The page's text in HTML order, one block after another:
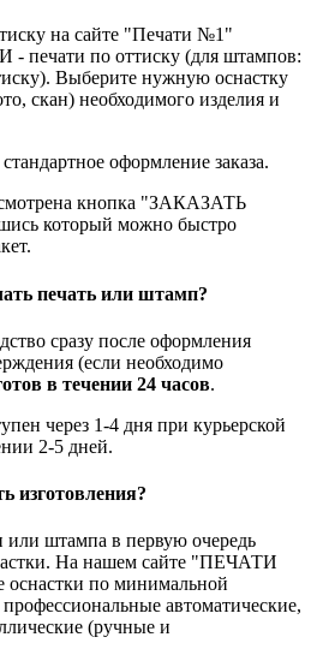
на сайте "Печати №1"
печати по оттиску (для штампов:
Выберите нужную оснастку
скан) необходимого изделия и
оформление заказа.
кнопка "ЗАКАЗАТЬ
который можно быстро
печать или штамп?
сразу после оформления
(если необходимо
в течении 24 часов.
через 1-4 дня при курьерской
2-5 дней.
изготовления?
или штампа в первую очередь
На нашем сайте "ПЕЧАТИ
по минимальной
автоматические,
(ручные и